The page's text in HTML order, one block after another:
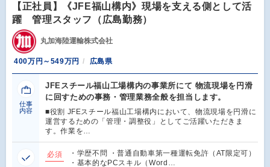
【正社員】《JFE福山構内》現場を支える側として活
躍 管理スタッフ（広島勤務）
丸加海陸運輸株式会社
400万円～549万円 広島県
仕事
内容
JFEスチール福山工場構内の事業所にて 物流現場を円滑
に回すための事務・管理業務全般を担当します。
■役割 JFEスチール福山工場構内において、物流現場を円滑に
運営するための「管理・調整役」としてご活躍いただきま
す。作業を…
必須
・学歴不問 ・普通自動車第一種運転免許（AT限定可）
・基本的なPCスキル（Word…